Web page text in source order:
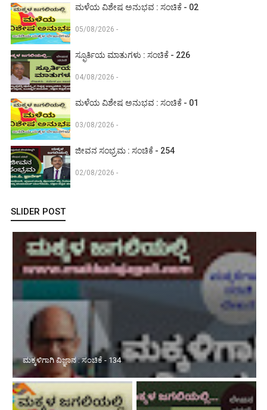
ಮಳೆಯ ವಿಶೇಷ ಅನುಭವ : ಸಂಚಿಕೆ - 02
05/08/2026 -
ಸ್ಫೂರ್ತಿಯ ಮಾತುಗಳು : ಸಂಚಿಕೆ - 226
04/08/2026 -
ಮಳೆಯ ವಿಶೇಷ ಅನುಭವ : ಸಂಚಿಕೆ - 01
03/08/2026 -
ಜೀವನ ಸಂಭ್ರಮ : ಸಂಚಿಕೆ - 254
02/08/2026 -
SLIDER POST
ಮಕ್ಕಳಿಗಾಗಿ ವಿಜ್ಞಾನ : ಸಂಚಿಕೆ - 134